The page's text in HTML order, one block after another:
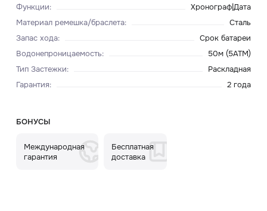
Функции:
Хронограф|Дата
Материал ремешка/браслета:
Сталь
Запас хода:
Срок батареи
Водонепроницаемость:
50м (5ATM)
Тип Застежки:
Раскладная
Гарантия: 2 года
БОНУСЫ
Международная
гарантия
Бесплатная
доставка